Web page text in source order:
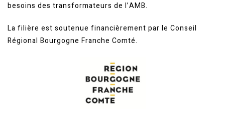
besoins des transformateurs de l’AMB.
La filière est soutenue financièrement par le Conseil
Régional Bourgogne Franche Comté.